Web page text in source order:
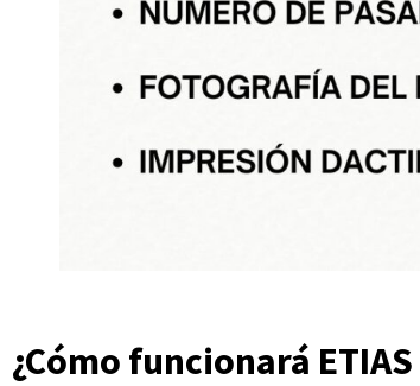
¿Cómo funcionará